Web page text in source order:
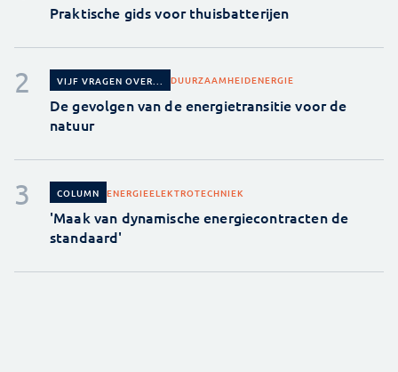
Praktische gids voor thuisbatterijen
VIJF VRAGEN OVER... DUURZAAMHEIDENERGIE
De gevolgen van de energietransitie voor de
natuur
COLUMN ENERGIEELEKTROTECHNIEK
'Maak van dynamische energiecontracten de
standaard'